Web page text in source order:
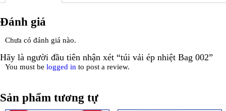
Đánh giá
Chưa có đánh giá nào.
Hãy là người đầu tiên nhận xét “túi vải ép nhiệt Bag 002”
You must be logged in to post a review.
Sản phẩm tương tự